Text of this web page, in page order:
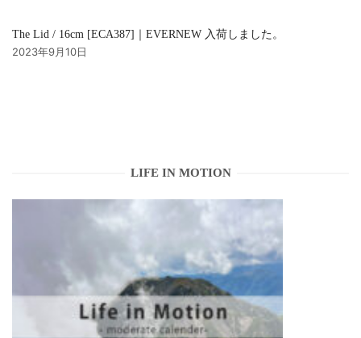
The Lid / 16cm [ECA387]｜EVERNEW 入荷しました。
2023年9月10日
LIFE IN MOTION